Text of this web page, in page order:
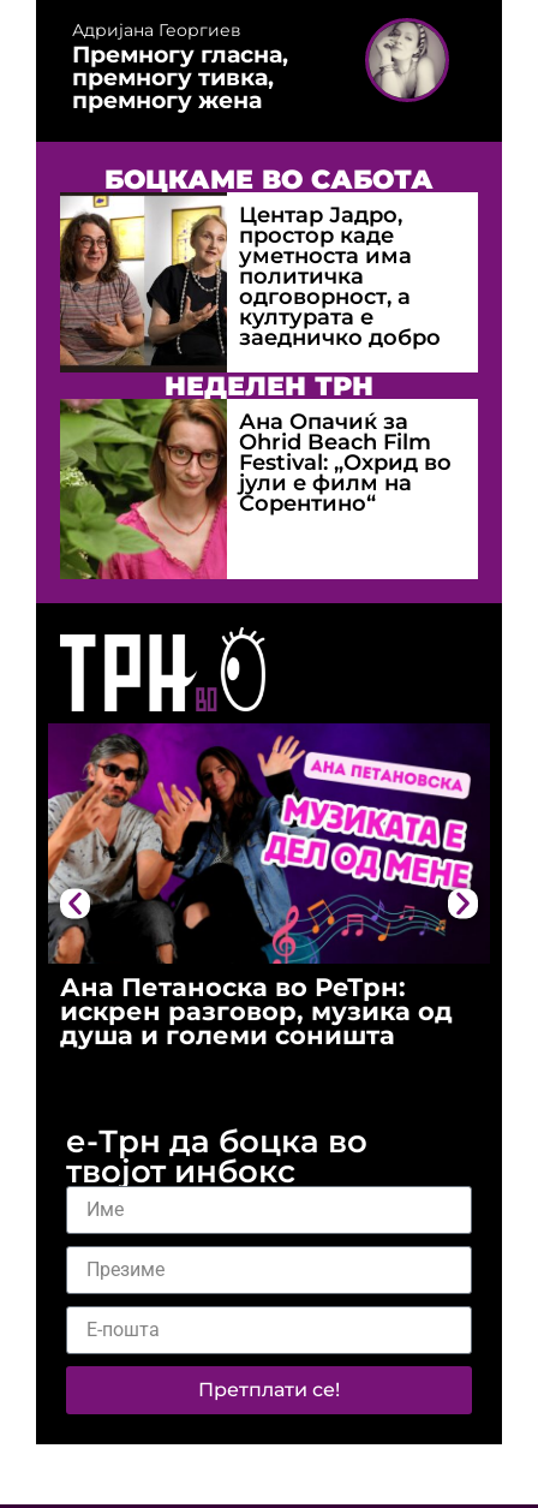
Ана Петаноска во РеТрн:
искрен разговор, музика од
душа и големи соништа
Адријана Георгиев
Премногу гласна,
премногу тивка,
премногу жена
БОЦКАМЕ ВО САБОТА
Центар Јадро,
простор каде
уметноста има
политичка
одговорност, а
културата е
заедничко добро
НЕДЕЛЕН ТРН
Ана Опачиќ за
Оhrid Beach Film
Festival: „Охрид во
јули е филм на
Сорентино“
е-Трн да боцка во
твојот инбокс
Претплати се!